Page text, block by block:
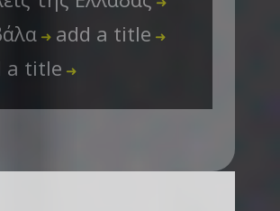
➜ add a title ➜
a title ➜